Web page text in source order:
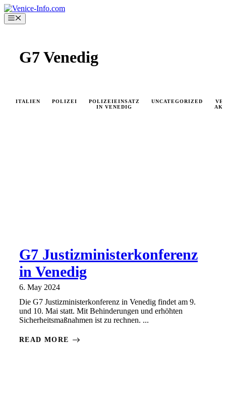
Skip
to
content
Menu
G7 Venedig
ITALIEN POLIZEI
POLIZEIEINSATZ
IN VENEDIG
UNCATEGORIZED
G7 Justizministerkonferenz
in Venedig
6. May 2024
Die G7 Justizministerkonferenz in Venedig findet am 9.
und 10. Mai statt. Mit Behinderungen und erhöhten
Sicherheitsmaßnahmen ist zu rechnen. ...
READ MORE